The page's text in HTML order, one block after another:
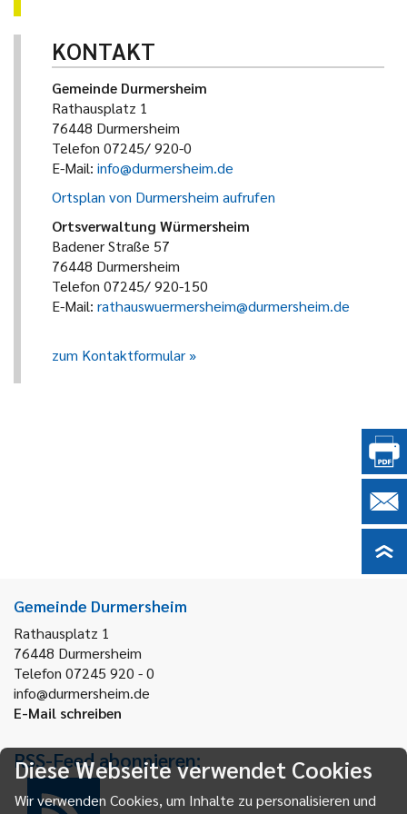
KONTAKT
Gemeinde Durmersheim
Rathausplatz 1
76448 Durmersheim
Telefon 07245/ 920-0
E-Mail: info@durmersheim.de
Ortsplan von Durmersheim aufrufen
Ortsverwaltung Würmersheim
Badener Straße 57
76448 Durmersheim
Telefon 07245/ 920-150
E-Mail: rathauswuermersheim@durmersheim.de
zum Kontaktformular
Gemeinde Durmersheim
Rathausplatz 1
76448 Durmersheim
Telefon 07245 920 - 0
info@durmersheim.de
E-Mail schreiben
RSS-Feed abonnieren:
Diese Webseite verwendet Cookies
Wir verwenden Cookies, um Inhalte zu personalisieren und